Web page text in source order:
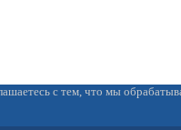
с тем, что мы